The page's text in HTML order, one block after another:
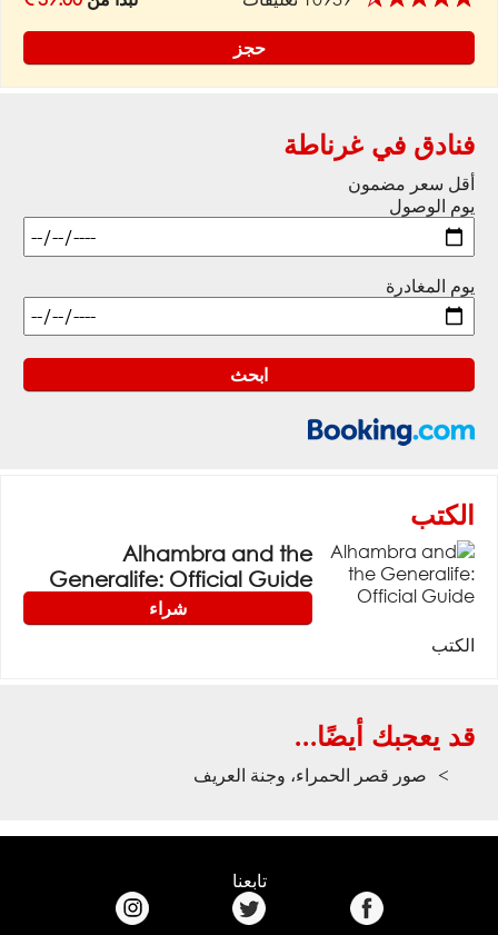
حجز
فنادق في غرناطة
أقل سعر مضمون
يوم الوصول
يوم المغادرة
الكتب
Alhambra and the
Generalife: Official Guide
شراء
الكتب
قد يعجبك أيضًا...
صور قصر الحمراء، وجنة العريف
تابعنا